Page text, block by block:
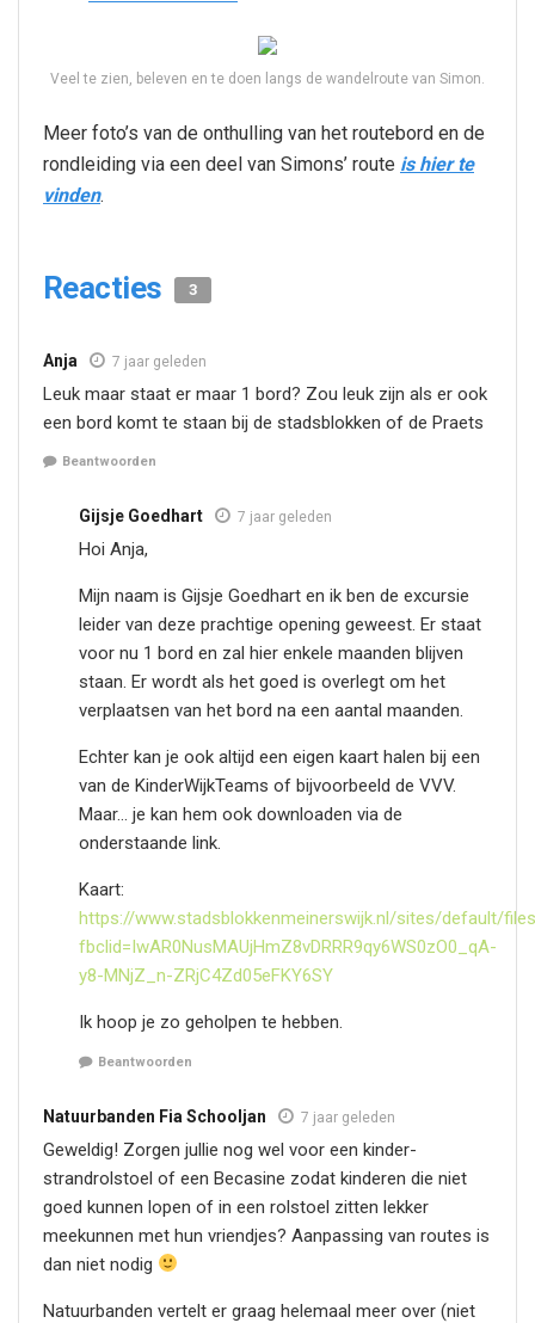
Veel te zien, beleven en te doen langs de wandelroute van Simon.
Meer foto’s van de onthulling van het routebord en de
rondleiding via een deel van Simons’ route is hier te
vinden.
Reacties 3
Anja 7 jaar geleden
Leuk maar staat er maar 1 bord? Zou leuk zijn als er ook
een bord komt te staan bij de stadsblokken of de Praets
Beantwoorden
Gijsje Goedhart 7 jaar geleden
Hoi Anja,
Mijn naam is Gijsje Goedhart en ik ben de excursie
leider van deze prachtige opening geweest. Er staat
voor nu 1 bord en zal hier enkele maanden blijven
staan. Er wordt als het goed is overlegt om het
verplaatsen van het bord na een aantal maanden.
Echter kan je ook altijd een eigen kaart halen bij een
van de KinderWijkTeams of bijvoorbeeld de VVV.
Maar… je kan hem ook downloaden via de
onderstaande link.
Kaart:
https://www.stadsblokkenmeinerswijk.nl/sites/default/
fbclid=IwAR0NusMAUjHmZ8vDRRR9qy6WS0zO0_qA-
y8-MNjZ_n-ZRjC4Zd05eFKY6SY
Ik hoop je zo geholpen te hebben.
Beantwoorden
Natuurbanden Fia Schooljan 7 jaar geleden
Geweldig! Zorgen jullie nog wel voor een kinder-
strandrolstoel of een Becasine zodat kinderen die niet
goed kunnen lopen of in een rolstoel zitten lekker
meekunnen met hun vriendjes? Aanpassing van routes is
dan niet nodig
Natuurbanden vertelt er graag helemaal meer over (niet